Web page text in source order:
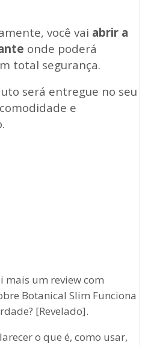
você vai abrir a
onde poderá
total segurança.
será entregue no seu
e
mais um review com
Botanical Slim Funciona
[Revelado].
o que é, como usar,